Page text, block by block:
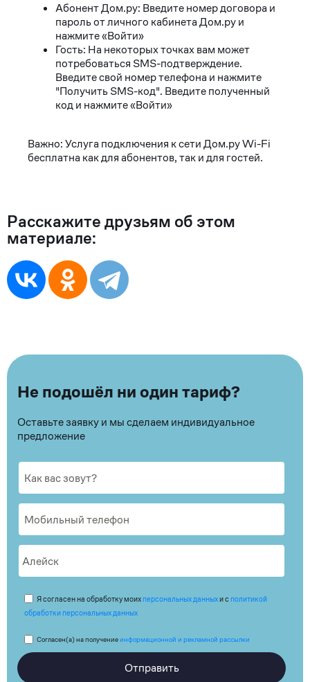
Абонент Дом.ру: Введите номер договора и
пароль от личного кабинета Дом.ру и
нажмите «Войти»
Гость: На некоторых точках вам может
потребоваться SMS-подтверждение.
Введите свой номер телефона и нажмите
"Получить SMS-код". Введите полученный
код и нажмите «Войти»
Важно: Услуга подключения к сети Дом.ру Wi-Fi
бесплатна как для абонентов, так и для гостей.
Расскажите друзьям об этом
материале:
Не подошёл ни один тариф?
Оставьте заявку и мы сделаем индивидуальное
предложение
Я согласен на обработку моих персональных данныхи с политикой
обработки персональных данных
Согласен(а) на получениеинформационной и рекламной рассылки
Отправить